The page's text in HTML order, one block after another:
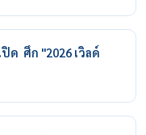
ด ศึก "2026 เวิลด์